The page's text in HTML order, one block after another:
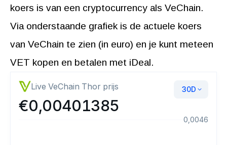
koers is van een cryptocurrency als VeChain.
Via onderstaande grafiek is de actuele koers
van VeChain te zien (in euro) en je kunt meteen
VET kopen en betalen met iDeal.